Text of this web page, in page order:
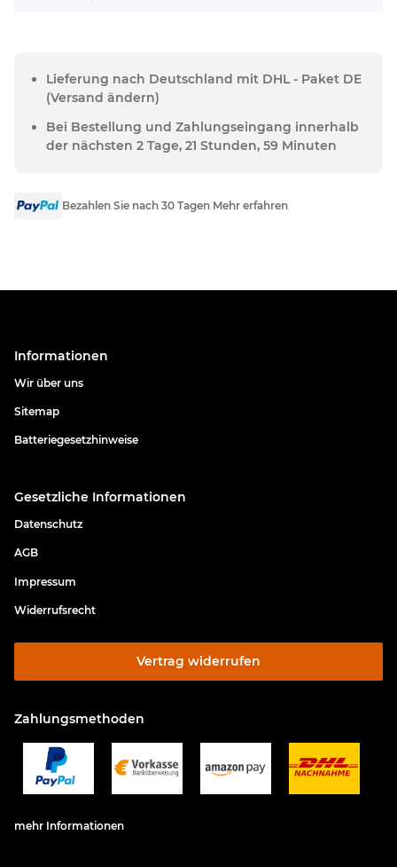
Lieferung nach Deutschland mit DHL - Paket DE
(Versand ändern)
Bei Bestellung und Zahlungseingang innerhalb
der nächsten 2 Tage, 21 Stunden, 59 Minuten
Bezahlen Sie nach 30 Tagen Mehr erfahren
Informationen
Wir über uns
Sitemap
Batteriegesetzhinweise
Gesetzliche Informationen
Datenschutz
AGB
Impressum
Widerrufsrecht
Vertrag widerrufen
Zahlungsmethoden
mehr Informationen